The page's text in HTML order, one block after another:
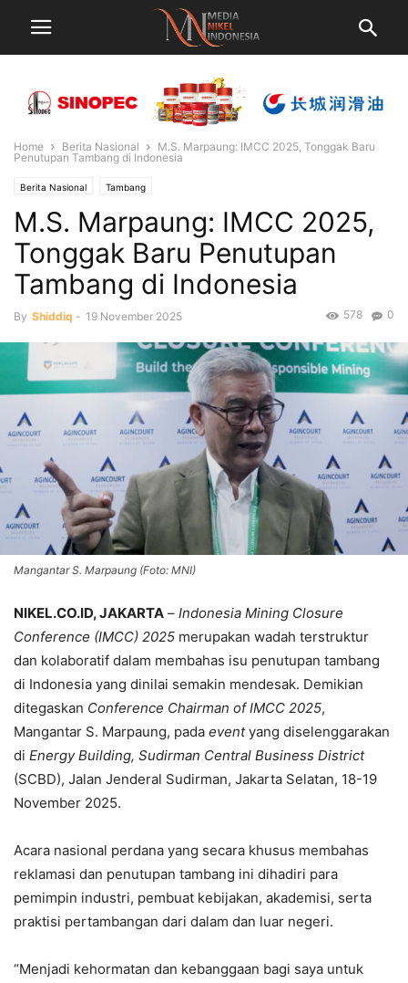
Home Berita Nasional
M.S. Marpaung: IMCC 2025, Tonggak Baru
Penutupan Tambang di Indonesia
Berita Nasional Tambang
M.S. Marpaung: IMCC 2025,
Tonggak Baru Penutupan
Tambang di Indonesia
By Shiddiq - 19 November 2025 0
578
Mangantar S. Marpaung (Foto: MNI)
NIKEL.CO.ID, JAKARTA – Indonesia Mining Closure
Conference (IMCC) 2025 merupakan wadah terstruktur
dan kolaboratif dalam membahas isu penutupan tambang
di Indonesia yang dinilai semakin mendesak. Demikian
ditegaskan Conference Chairman of IMCC 2025,
Mangantar S. Marpaung, pada eventyang diselenggarakan
di Energy Building, Sudirman Central Business District
(SCBD), Jalan Jenderal Sudirman, Jakarta Selatan, 18-19
November 2025.
Acara nasional perdana yang secara khusus membahas
reklamasi dan penutupan tambang ini dihadiri para
pemimpin industri, pembuat kebijakan, akademisi, serta
praktisi pertambangan dari dalam dan luar negeri.
“Menjadi kehormatan dan kebanggaan bagi saya untuk